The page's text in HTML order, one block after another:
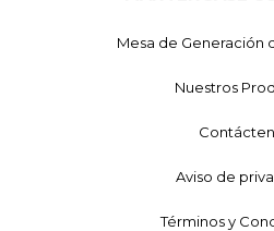
Mesa de Generación
Nuestros
Aviso de
Términos y